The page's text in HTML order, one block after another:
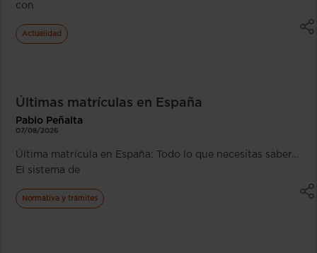
con
Actualidad
Últimas matrículas en España
Pablo Peñalta
07/08/2026
Última matrícula en España: Todo lo que necesitas saber…
El sistema de
Normativa y trámites